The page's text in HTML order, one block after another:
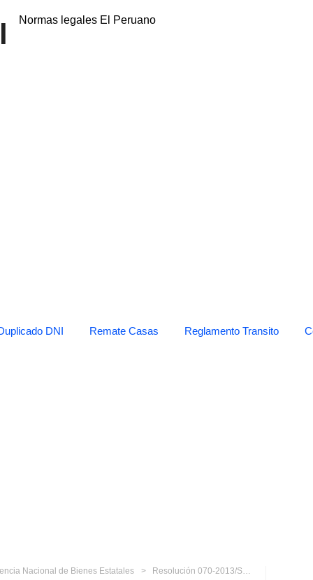
Normas legales El Peruano
DNI Remate Casas Reglamento Transito
Nacional de Bienes Estatales Resolución 070-2013/SBN-DGPE-SDAPE SUBDIRECCIÓN DE ADMINISTRACIÓN DEL PATRIMONIO ESTATAL